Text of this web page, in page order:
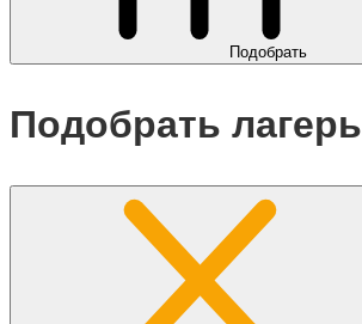
Подобрать
Подобрать лагерь